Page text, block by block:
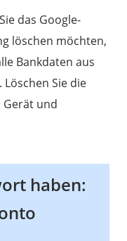
das Google-
löschen möchten,
Bankdaten aus
Sie die
und
haben: